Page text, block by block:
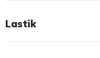
Lastik